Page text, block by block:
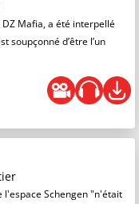
DZ Mafia, a été interpellé
soupçonné d’être l’un
l'espace Schengen "n'était